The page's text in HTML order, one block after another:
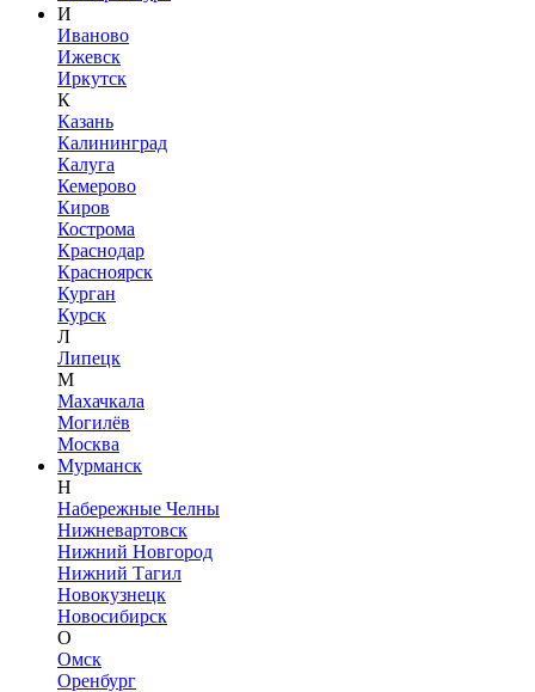
И
Иваново
Ижевск
Иркутск
К
Казань
Калининград
Калуга
Кемерово
Киров
Кострома
Краснодар
Красноярск
Курган
Курск
Л
Липецк
М
Махачкала
Могилёв
Москва
Мурманск
Н
Набережные Челны
Нижневартовск
Нижний Новгород
Нижний Тагил
Новокузнецк
Новосибирск
О
Омск
Оренбург